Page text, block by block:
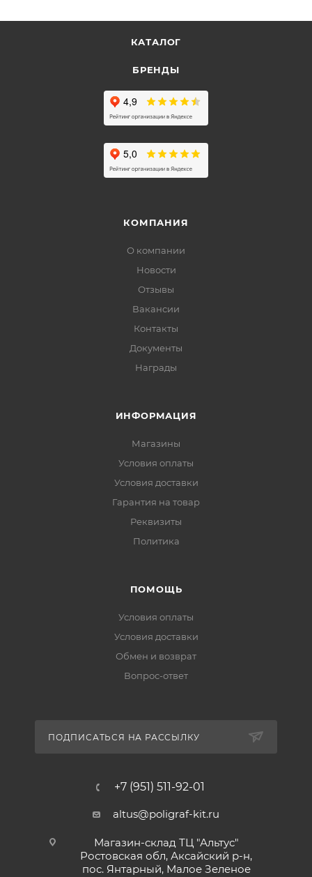
КАТАЛОГ
БРЕНДЫ
КОМПАНИЯ
О компании
Новости
Отзывы
Вакансии
Контакты
Документы
Награды
ИНФОРМАЦИЯ
Магазины
Условия оплаты
Условия доставки
Гарантия на товар
Реквизиты
Политика
ПОМОЩЬ
Условия оплаты
Условия доставки
Обмен и возврат
Вопрос-ответ
ПОДПИСАТЬСЯ НА РАССЫЛКУ
+7 (951) 511-92-01
altus@poligraf-kit.ru
Магазин-склад ТЦ "Альтус"
Ростовская обл, Аксайский р-н,
пос. Янтарный, Малое Зеленое